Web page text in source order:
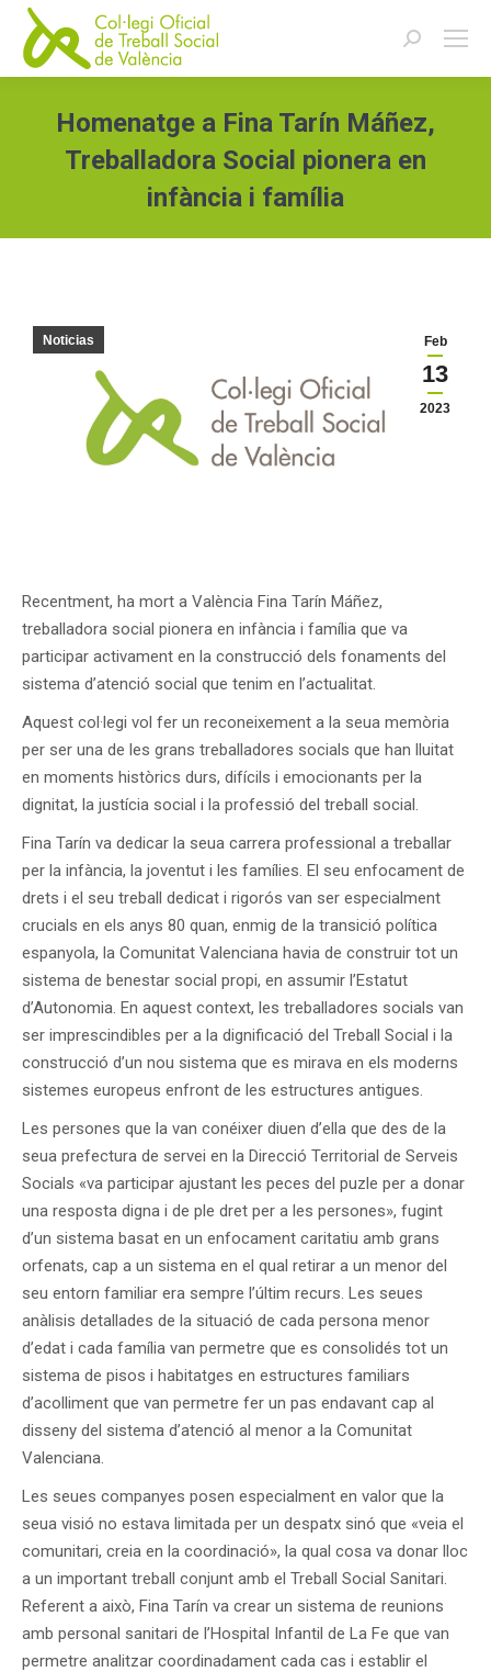
Buscar:
Homenatge a Fina Tarín Máñez,
Treballadora Social pionera en
infància i família
Feb
13
2023
Noticias
Recentment, ha mort a València Fina Tarín Máñez,
treballadora social pionera en infància i família que va
participar activament en la construcció dels fonaments del
sistema d’atenció social que tenim en l’actualitat.
Aquest col·legi vol fer un reconeixement a la seua memòria
per ser una de les grans treballadores socials que han lluitat
en moments històrics durs, difícils i emocionants per la
dignitat, la justícia social i la professió del treball social.
Fina Tarín va dedicar la seua carrera professional a treballar
per la infància, la joventut i les famílies. El seu enfocament de
drets i el seu treball dedicat i rigorós van ser especialment
crucials en els anys 80 quan, enmig de la transició política
espanyola, la Comunitat Valenciana havia de construir tot un
sistema de benestar social propi, en assumir l’Estatut
d’Autonomia. En aquest context, les treballadores socials van
ser imprescindibles per a la dignificació del Treball Social i la
construcció d’un nou sistema que es mirava en els moderns
sistemes europeus enfront de les estructures antigues.
Les persones que la van conéixer diuen d’ella que des de la
seua prefectura de servei en la Direcció Territorial de Serveis
Socials «va participar ajustant les peces del puzle per a donar
una resposta digna i de ple dret per a les persones», fugint
d’un sistema basat en un enfocament caritatiu amb grans
orfenats, cap a un sistema en el qual retirar a un menor del
seu entorn familiar era sempre l’últim recurs. Les seues
anàlisis detallades de la situació de cada persona menor
d’edat i cada família van permetre que es consolidés tot un
sistema de pisos i habitatges en estructures familiars
d’acolliment que van permetre fer un pas endavant cap al
disseny del sistema d’atenció al menor a la Comunitat
Valenciana.
Les seues companyes posen especialment en valor que la
seua visió no estava limitada per un despatx sinó que «veia el
comunitari, creia en la coordinació», la qual cosa va donar lloc
a un important treball conjunt amb el Treball Social Sanitari.
Referent a això, Fina Tarín va crear un sistema de reunions
amb personal sanitari de l’Hospital Infantil de La Fe que van
permetre analitzar coordinadament cada cas i establir el